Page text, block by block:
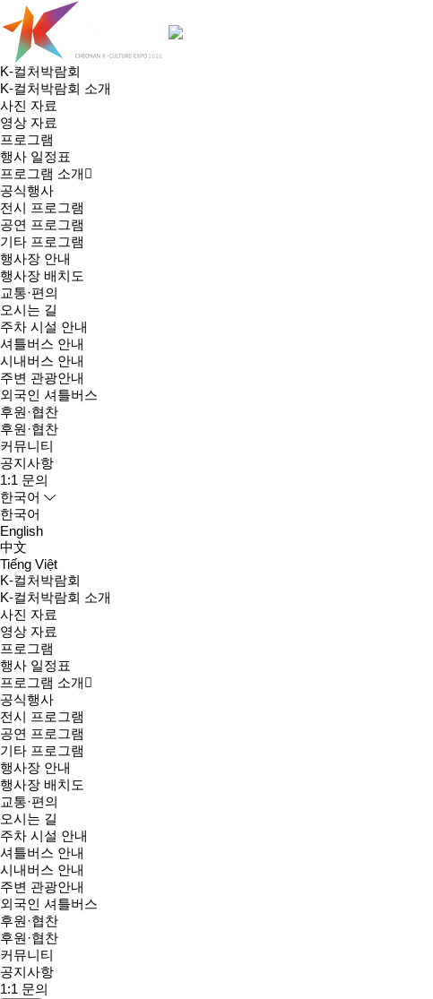
K-컬처박람회
K-컬처박람회 소개
사진 자료
영상 자료
프로그램
행사 일정표
프로그램 소개
공식행사
전시 프로그램
공연 프로그램
기타 프로그램
행사장 안내
행사장 배치도
교통·편의
오시는 길
주차 시설 안내
셔틀버스 안내
시내버스 안내
주변 관광안내
외국인 셔틀버스
후원·협찬
후원·협찬
커뮤니티
공지사항
1:1 문의
한국어
한국어
English
中文
Tiếng Việt
K-컬처박람회
K-컬처박람회 소개
사진 자료
영상 자료
프로그램
행사 일정표
프로그램 소개
공식행사
전시 프로그램
공연 프로그램
기타 프로그램
행사장 안내
행사장 배치도
교통·편의
오시는 길
주차 시설 안내
셔틀버스 안내
시내버스 안내
주변 관광안내
외국인 셔틀버스
후원·협찬
후원·협찬
커뮤니티
공지사항
1:1 문의